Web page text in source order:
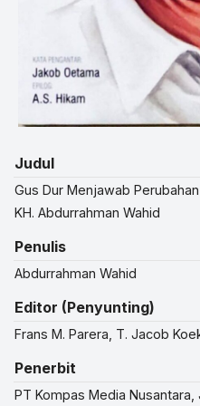
Judul
Gus Dur Menjawab
KH. Abdurrahman Wahid
Penulis
Abdurrahman Wahid
Editor (Penyunting)
Frans M. Parera, T. Jacob
Penerbit
PT Kompas Media